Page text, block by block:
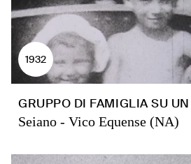
1932
GRUPPO DI FAMIGLIA SU
Seiano - Vico Equense (NA)